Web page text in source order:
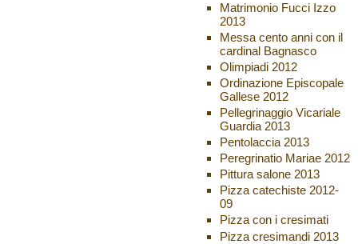
Matrimonio Fucci Izzo
2013
Messa cento anni con il
cardinal Bagnasco
Olimpiadi 2012
Ordinazione Episcopale
Gallese 2012
Pellegrinaggio Vicariale
Guardia 2013
Pentolaccia 2013
Peregrinatio Mariae 2012
Pittura salone 2013
Pizza catechiste 2012-
09
Pizza con i cresimati
Pizza cresimandi 2013